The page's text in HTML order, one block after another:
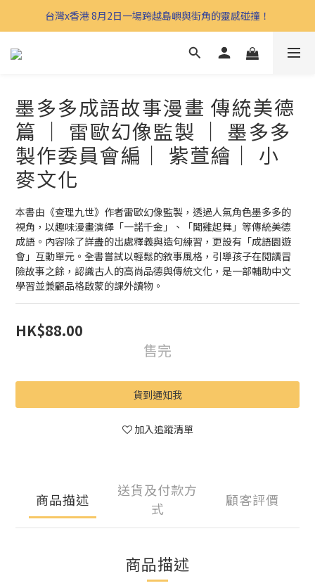
台灣x香港 8月2日一場跨越島嶼與街角的靈感碰撞！
墨多多成語故事漫畫 傳統美德
篇 ｜ 雷歐幻像監製 ｜ 墨多多
製作委員會編｜ 紫萱繪｜ 小
麥文化
本書由《查理九世》作者雷歐幻像監製，透過人氣角色墨多多的
視角，以趣味漫畫演繹「一諾千金」、「聞雞起舞」等傳統美德
成語。內容除了詳盡的出處釋義與造句練習，更設有「成語園遊
會」互動單元。全書嘗試以輕鬆的敘事風格，引導孩子在閱讀冒
險故事之餘，認識古人的高尚品德與傳統文化，是一部輔助中文
學習並兼顧品格啟蒙的課外讀物。
HK$88.00
售完
貨到通知我
加入追蹤清單
商品描述
送貨及付款方
式
顧客評價
商品描述